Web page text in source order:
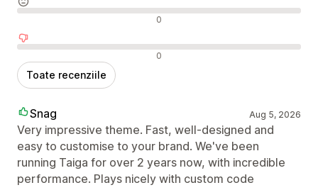
Recenzii neutre 0
Recenzii negative 0
Toate recenziile
Snag Aug 5, 2026
Very impressive theme. Fast, well-designed and
easy to customise to your brand. We've been
running Taiga for over 2 years now, with incredible
performance. Plays nicely with custom code